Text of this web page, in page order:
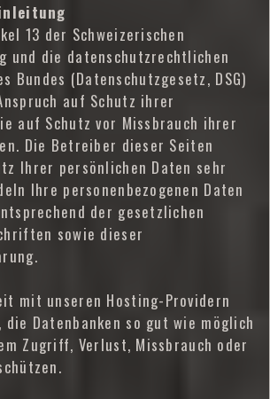
13 der Schweizerischen
und die datenschutzrechtlichen
Bundes (Datenschutzgesetz, DSG)
auf Schutz ihrer
auf Schutz vor Missbrauch ihrer
Die Betreiber dieser Seiten
Ihrer persönlichen Daten sehr
Ihre personenbezogenen Daten
der gesetzlichen
sowie dieser
mit unseren Hosting-Providern
die Datenbanken so gut wie möglich
Zugriff, Verlust, Missbrauch oder